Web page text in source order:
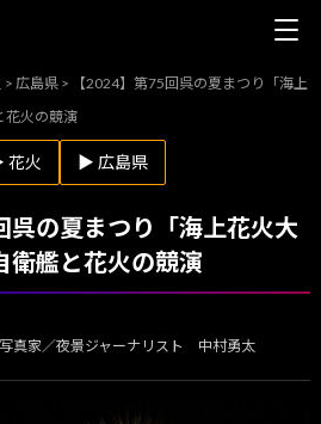
>広島県 >
【2024】第75回呉の夏まつり「海上
花火の競演
花火 ▶ 広島県
呉の夏まつり「海上花火大
衛艦と花火の競演
真家／夜景ジャーナリスト 中村勇太